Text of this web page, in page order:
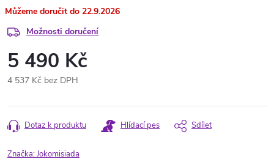
22.9.2026
Možnosti doručení
5 490 Kč
4 537 Kč bez DPH
cena:
Dotaz k produktu Hlídací pes Sdílet
Značka:Jokomisiada